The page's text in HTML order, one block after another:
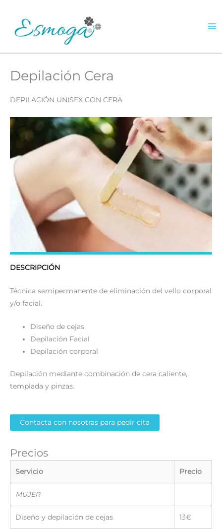
contenido
Depilación Cera
DEPILACIÓN UNISEX CON CERA
DESCRIPCIÓN
Técnica semipermanente de eliminación del vello corporal
y/o facial.
Diseño de cejas
Depilación Facial
Depilación corporal
Depilación mediante combinación de cera caliente,
templada y pinzas.
Contacta con nosotras para pedir cita
Precios
Servicio Precio
MUJER
Diseño y depilación de cejas 13€